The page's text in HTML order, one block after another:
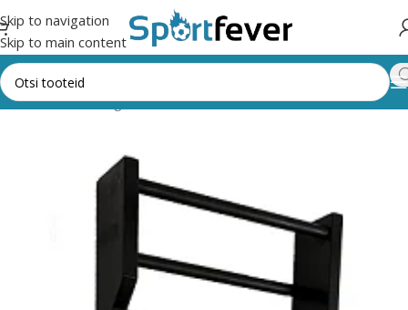
Skip to navigation
Skip to main content
Esileht Kõik kategooriad Võimlemine Varbsein, redel